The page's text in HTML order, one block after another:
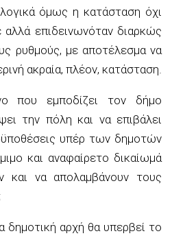
όμως η κατάσταση όχι
επιδεινωνόταν διαρκώς
ρυθμούς, με αποτέλεσμα να
ακραία, πλέον, κατάσταση.
που εμποδίζει τον δήμο
την πόλη και να επιβάλει
υπέρ των δημοτών
και αναφαίρετο δικαίωμά
και να απολαμβάνουν τους
δημοτική αρχή θα υπερβεί το